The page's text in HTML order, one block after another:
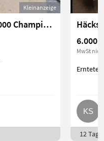
Kleinanzeige
Kemper Ersatzteile, neu C 3000 Champion 3000
6.000 €
MwSt
12